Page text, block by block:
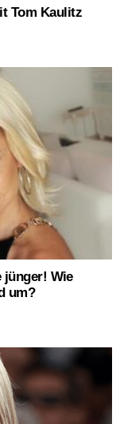
Tom Kaulitz
jünger! Wie
um?